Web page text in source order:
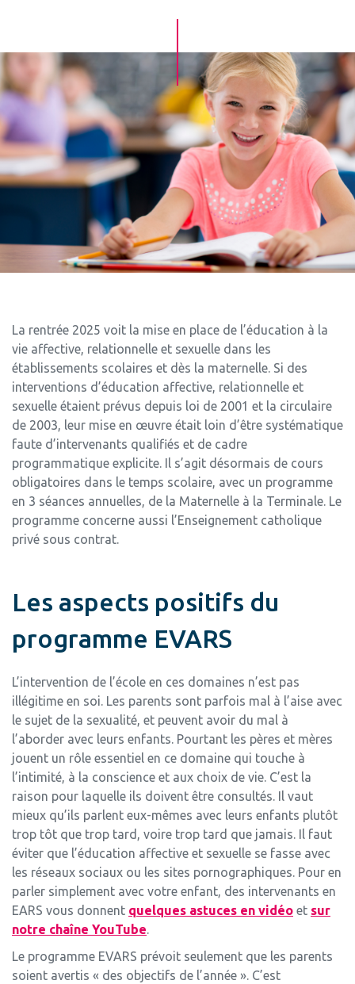
La rentrée 2025 voit la mise en place de l’éducation à la
vie affective, relationnelle et sexuelle dans les
établissements scolaires et dès la maternelle. Si des
interventions d’éducation affective, relationnelle et
sexuelle étaient prévus depuis loi de 2001 et la circulaire
de 2003, leur mise en œuvre était loin d’être systématique
faute d’intervenants qualifiés et de cadre
programmatique explicite. Il s’agit désormais de cours
obligatoires dans le temps scolaire, avec un programme
en 3 séances annuelles, de la Maternelle à la Terminale. Le
programme concerne aussi l’Enseignement catholique
privé sous contrat.
Les aspects positifs du
programme EVARS
L’intervention de l’école en ces domaines n’est pas
illégitime en soi. Les parents sont parfois mal à l’aise avec
le sujet de la sexualité, et peuvent avoir du mal à
l’aborder avec leurs enfants. Pourtant les pères et mères
jouent un rôle essentiel en ce domaine qui touche à
l’intimité, à la conscience et aux choix de vie. C’est la
raison pour laquelle ils doivent être consultés. Il vaut
mieux qu’ils parlent eux-mêmes avec leurs enfants plutôt
trop tôt que trop tard, voire trop tard que jamais. Il faut
éviter que l’éducation affective et sexuelle se fasse avec
les réseaux sociaux ou les sites pornographiques. Pour en
parler simplement avec votre enfant, des intervenants en
EARS vous donnent quelques astuces en vidéo et sur
notre chaîne YouTube.
Le programme EVARS prévoit seulement que les parents
soient avertis « des objectifs de l’année ». C’est